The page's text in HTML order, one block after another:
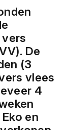
De
(3
vlees
4
en